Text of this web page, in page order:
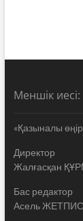
Меншік иесі:
«Қазыналы
Директор
Жалғасқан
Бас редактор
Асель